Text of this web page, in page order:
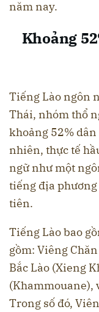
năm nay.
Khoảng
Tiếng Lào ngôn
Thái, nhóm thổ
khoảng 52%
nhiên, thực tế
ngữ như một
tiếng địa
tiên.
Tiếng Lào bao
gồm: Viêng
Bắc Lào (Xieng
(Khammouane),
Trong số đó,